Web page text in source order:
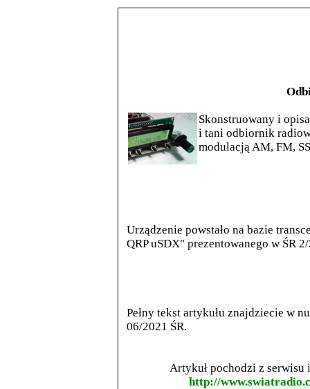
Skonstruowany i
i tani odbiornik
modulacją AM, FM,
Urządzenie powstało na bazie
QRP uSDX" prezentowanego w ŚR
Pełny tekst artykułu znajdziecie w
06/2021 ŚR.
Artykuł pochodzi z
http://